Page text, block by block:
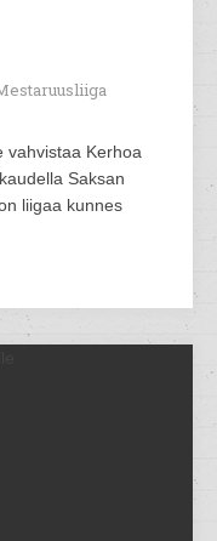
vahvistaa Kerhoa
Saksan
liigaa kunnes